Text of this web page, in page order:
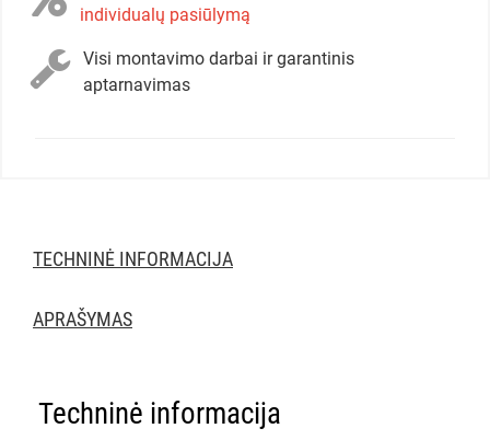
individualų pasiūlymą
Visi montavimo darbai ir garantinis
aptarnavimas
TECHNINĖ INFORMACIJA
APRAŠYMAS
Techninė informacija